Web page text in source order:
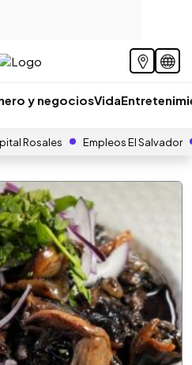
y negociosVida
Rosales Empleos El Salvador